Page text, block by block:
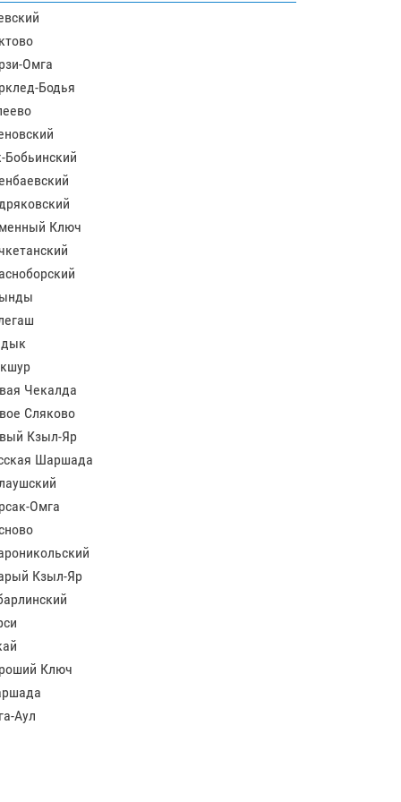
Омга
Бодья
Ключ
Чекалда
Сляково
Кзыл-Яр
Шаршада
Омга
Кзыл-Яр
Ключ
Аул